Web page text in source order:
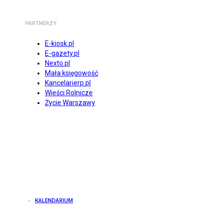
PARTNERZY
E-kiosk.pl
E-gazety.pl
Nexto.pl
Mała księgowość
Kancelarierp.pl
Wieści Rolnicze
Życie Warszawy
KALENDARIUM